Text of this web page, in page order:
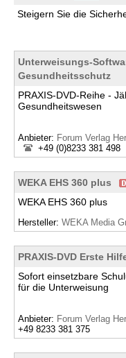
Steigern Sie die
Unterweisungs-
Gesundheitsschutz
PRAXIS-DVD-Reihe -
Gesundheitswesen
Anbieter: Forum Verlag
+49 (0)8233 381 498
WEKA EHS 360 plus
WEKA EHS 360 plus
Hersteller: WEKA Media
PRAXIS-DVD Erste
Sofort einsetzbare
für die Unterweisung
Anbieter: Forum Verlag
+49 8233 381 375